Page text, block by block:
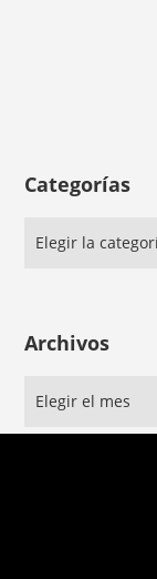
Categorías
Archivos